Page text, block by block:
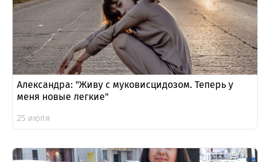
Александра: "Живу с муковисцидозом. Теперь у
меня новые легкие"
25 июля